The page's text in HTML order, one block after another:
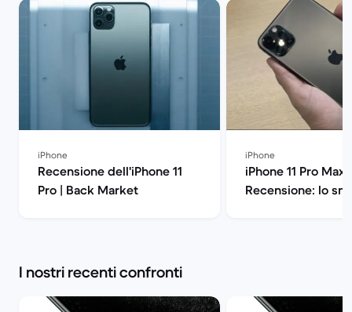
iPhone
Recensione dell'iPhone 11
Pro | Back Market
iPhone
iPhone 11 Pro Max
Recensione: lo
I nostri recenti confronti